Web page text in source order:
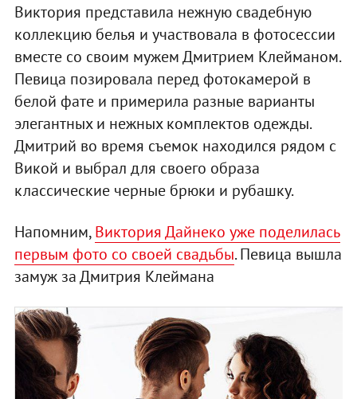
Виктория представила нежную свадебную
коллекцию белья и участвовала в фотосессии
вместе со своим мужем Дмитрием Клейманом.
Певица позировала перед фотокамерой в
белой фате и примерила разные варианты
элегантных и нежных комплектов одежды.
Дмитрий во время съемок находился рядом с
Викой и выбрал для своего образа
классические черные брюки и рубашку.
Напомним,Виктория Дайнеко уже поделилась
первым фото со своей свадьбы. Певица вышла
замуж за Дмитрия Клеймана